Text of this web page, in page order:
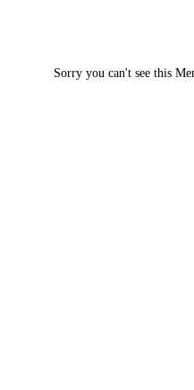
Sorry you can't see this